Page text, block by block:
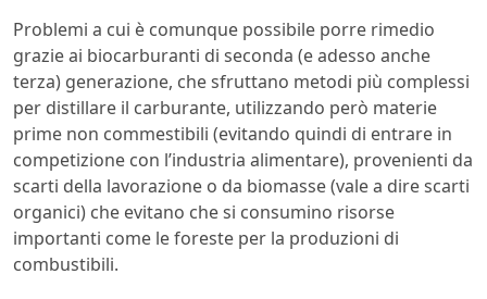
Problemi a cui è comunque possibile porre rimedio
grazie ai biocarburanti di seconda (e adesso anche
terza) generazione, che sfruttano metodi più complessi
per distillare il carburante, utilizzando però materie
prime non commestibili (evitando quindi di entrare in
competizione con l’industria alimentare), provenienti da
scarti della lavorazione o da biomasse (vale a dire scarti
organici) che evitano che si consumino risorse
importanti come le foreste per la produzioni di
combustibili.